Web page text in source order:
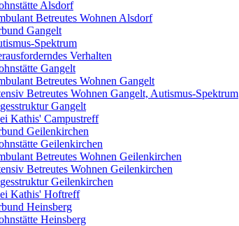
Alsdorf
Betreutes Wohnen Alsdorf
Gangelt
Spektrum
Verhalten
Gangelt
Betreutes Wohnen Gangelt
Betreutes Wohnen Gangelt, Autismus-Spektrum
Gangelt
Kathis' Campustreff
Geilenkirchen
Geilenkirchen
Betreutes Wohnen Geilenkirchen
Betreutes Wohnen Geilenkirchen
Geilenkirchen
Kathis' Hoftreff
Heinsberg
Heinsberg